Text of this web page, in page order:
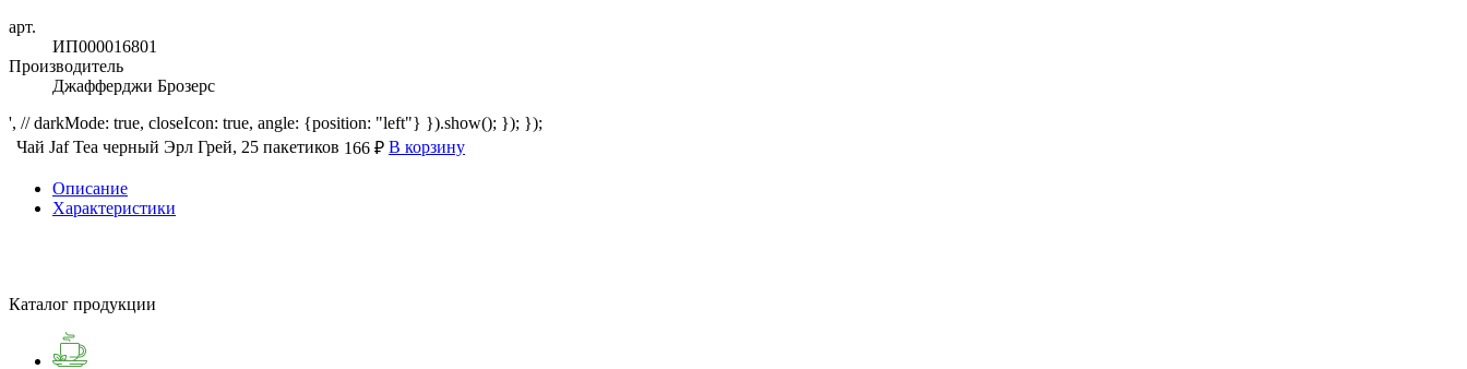
арт.
ИП000016801
Производитель
Джафферджи Брозерс
', // darkMode: true, closeIcon: true, angle: {position: "left"} }).show(); }); });
Чай Jaf Tea черный Эрл Грей, 25 пакетиков 166 ₽ В корзину
Описание
Характеристики
Каталог продукции